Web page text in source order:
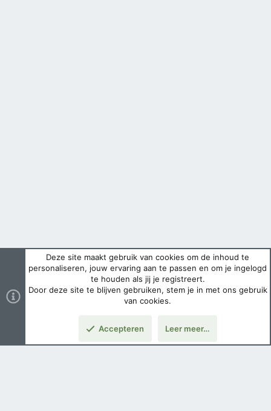
Deze site maakt gebruik van cookies om de inhoud te
personaliseren, jouw ervaring aan te passen en om je ingelogd
te houden als jij je registreert.
Door deze site te blijven gebruiken, stem je in met ons gebruik
van cookies.
Accepteren Leer meer…